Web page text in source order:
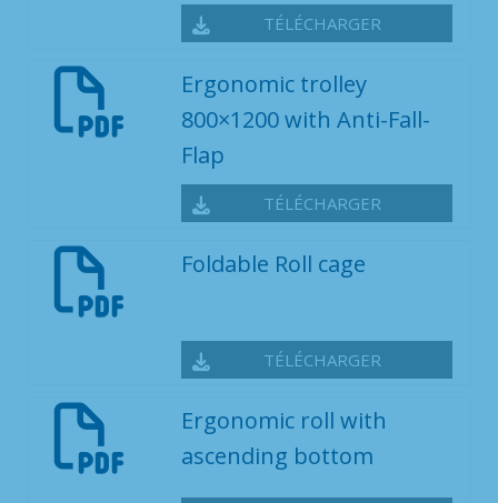
TÉLÉCHARGER
Ergonomic trolley
800×1200 with Anti-Fall-
Flap
TÉLÉCHARGER
Foldable Roll cage
TÉLÉCHARGER
Ergonomic roll with
ascending bottom